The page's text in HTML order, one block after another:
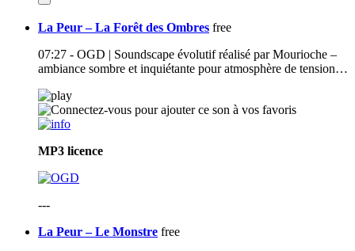
La Peur – La Forêt des Ombres free
07:27 - OGD | Soundscape évolutif réalisé par Mourioche –
ambiance sombre et inquiétante pour atmosphère de tension…
MP3 licence
---
La Peur – Le Monstre free